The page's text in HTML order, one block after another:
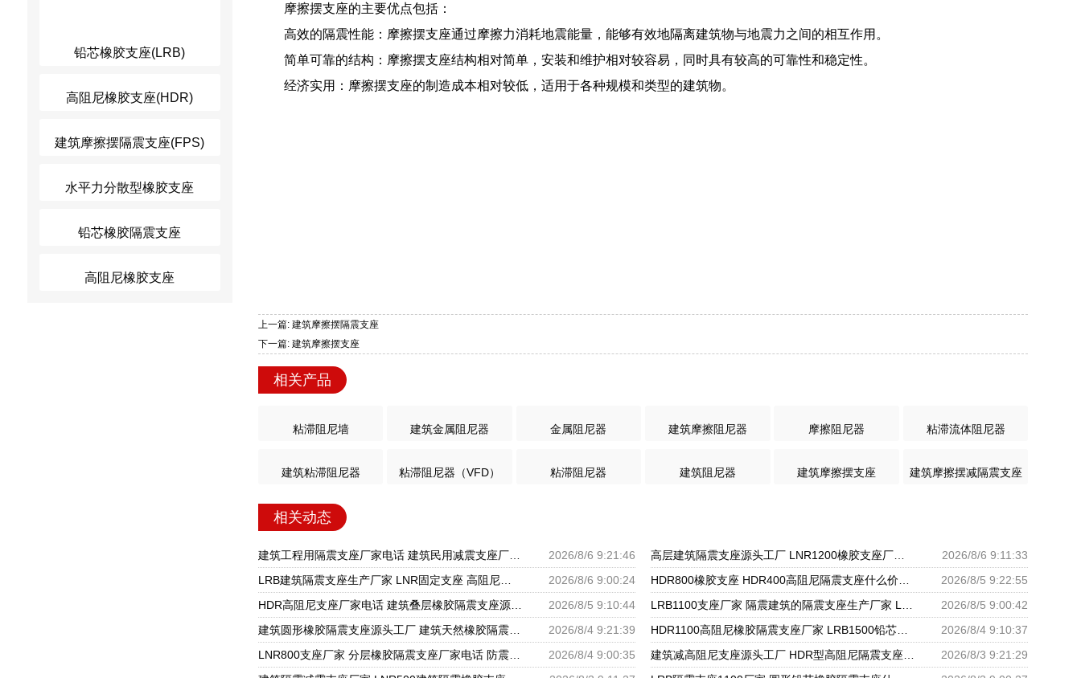
铅芯橡胶支座(LRB)
高阻尼橡胶支座(HDR)
建筑摩擦摆隔震支座(FPS)
水平力分散型橡胶支座
铅芯橡胶隔震支座
高阻尼橡胶支座
摩擦摆支座的主要优点包括：
高效的隔震性能：摩擦摆支座通过摩擦力消耗地震能量，能够有效地隔离建筑物与地震力之间的相互作用。
简单可靠的结构：摩擦摆支座结构相对简单，安装和维护相对较容易，同时具有较高的可靠性和稳定性。
经济实用：摩擦摆支座的制造成本相对较低，适用于各种规模和类型的建筑物。
上一篇: 建筑摩擦摆隔震支座
下一篇: 建筑摩擦摆支座
相关产品
粘滞阻尼墙 建筑金属阻尼器 金属阻尼器 建筑摩擦阻尼器 摩擦阻尼器 粘滞流体阻尼器
建筑粘滞阻尼器 粘滞阻尼器（VFD） 粘滞阻尼器 建筑阻尼器 建筑摩擦摆支座 建筑摩擦摆减隔震支座
相关动态
建筑工程用隔震支座厂家电话 建筑民用减震支座厂家 建筑圆形铅芯橡胶隔震支座厂家 2026/8/6 9:21:46
2026/8/6 9:11:33
LRB建筑隔震支座生产厂家 LNR固定支座 高阻尼橡胶支座什么价格
2026/8/6 9:00:24
2026/8/5 9:22:55
HDR高阻尼支座厂家电话 建筑叠层橡胶隔震支座源头工厂 LNR水平分散力橡胶隔震支座源头工厂
2026/8/5 9:10:44
2026/8/5 9:00:42
建筑圆形橡胶隔震支座源头工厂 建筑天然橡胶隔震支座LRB700厂家 LNR建筑隔震支座报价
2026/8/4 9:21:39
2026/8/4 9:10:37
LNR800支座厂家 分层橡胶隔震支座厂家电话 防震支座LRB700源头工厂
2026/8/4 9:00:35
2026/8/3 9:21:29